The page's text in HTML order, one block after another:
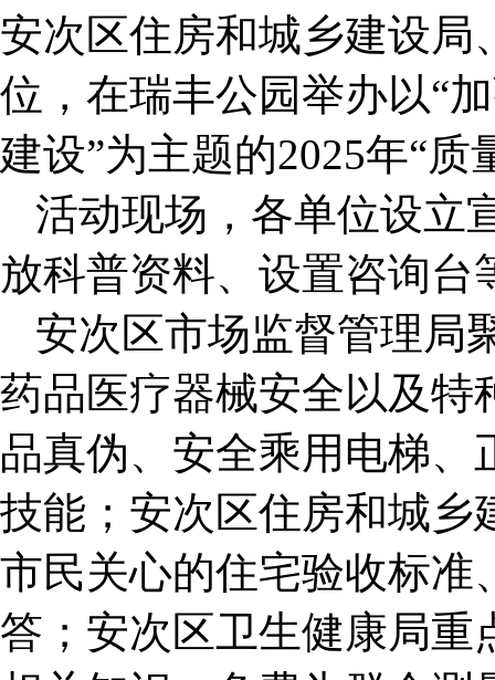
安次区住房和城乡建设局
位，在瑞丰公园举办以“
建设”为主题的2025年“质
活动现场，各单位设立
放科普资料、设置咨询
安次区市场监督管理局
药品医疗器械安全以及特
品真伪、安全乘用电梯
技能；安次区住房和城乡
市民关心的住宅验收标准
答；安次区卫生健康局重